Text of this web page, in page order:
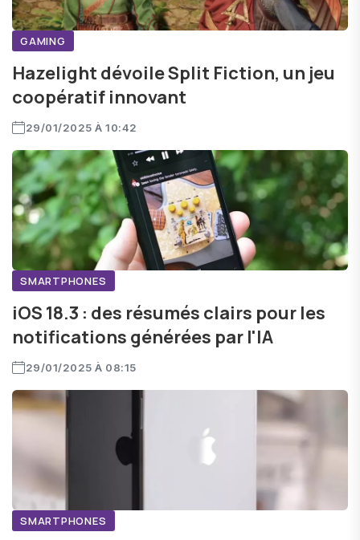
GAMING
Hazelight dévoile Split Fiction, un jeu
coopératif innovant
29/01/2025 À 10:42
SMARTPHONES
iOS 18.3 : des résumés clairs pour les
notifications générées par l'IA
29/01/2025 À 08:15
SMARTPHONES